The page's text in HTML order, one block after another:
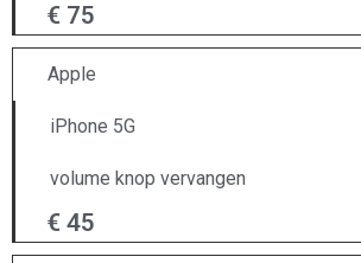
€ 75
Apple
iPhone 5G
volume knop vervangen
€ 45